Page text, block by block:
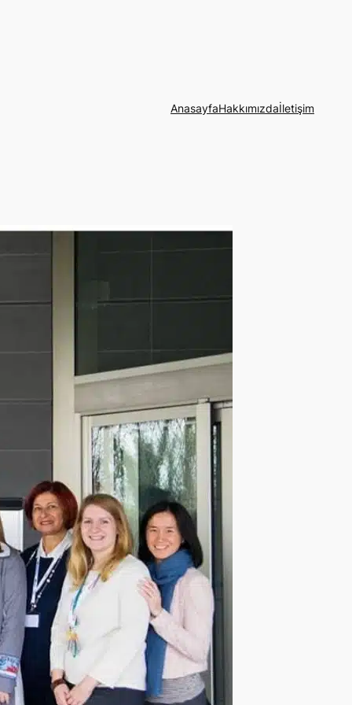
AnasayfaHakkımızdaİletişim
Vera
Domus
Vera Eğitim
Bostancı Mah.
Gümüşçü Sok.
No:29 Ada
Residence D:3
Bostancı –
İstanbul
+90 216 504
20 12
vera@veraedu.